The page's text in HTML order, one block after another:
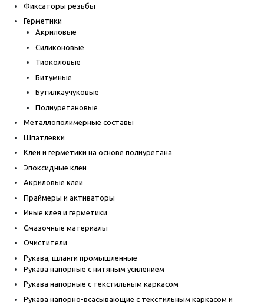
Фиксаторы резьбы
Герметики
Акриловые
Силиконовые
Тиоколовые
Битумные
Бутилкаучуковые
Полиуретановые
Металлополимерные составы
Шпатлевки
Клеи и герметики на основе полиуретана
Эпоксидные клеи
Акриловые клеи
Праймеры и активаторы
Иные клея и герметики
Смазочные материалы
Очистители
Рукава, шланги промышленные
Рукава напорные с нитяным усилением
Рукава напорные с текстильным каркасом
Рукава напорно-всасывающие с текстильным каркасом и